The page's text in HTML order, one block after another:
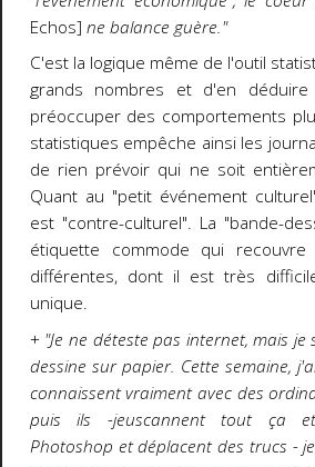
Echos] ne balance guère."
C'est la logique même de l'outil
grands nombres et d'en
préoccuper des comportements
statistiques empêche ainsi les
de rien prévoir qui ne soit
Quant au "petit événement
est "contre-culturel". La "bande-
étiquette commode qui
différentes, dont il est très
unique.
+ "Je ne déteste pas internet, mais je
dessine sur papier. Cette semaine,
connaissent vraiment avec des
puis ils -jeuscannent tout ça
Photoshop et déplacent des trucs -